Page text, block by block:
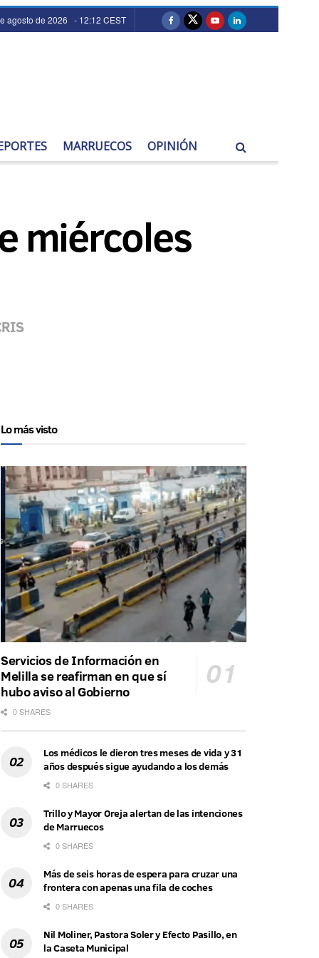
agosto de 2026 - 12:12 CEST
MARRUECOS OPINIÓN
miércoles
Lo más visto
Servicios de Información en
Melilla se reafirman en que sí
hubo aviso al Gobierno
0 SHARES
Los médicos le dieron tres meses de vida y 31
años después sigue ayudando a los demás
0 SHARES
Trillo y Mayor Oreja alertan de las intenciones
de Marruecos
0 SHARES
Más de seis horas de espera para cruzar una
frontera con apenas una fila de coches
0 SHARES
Nil Moliner, Pastora Soler y Efecto Pasillo, en
la Caseta Municipal